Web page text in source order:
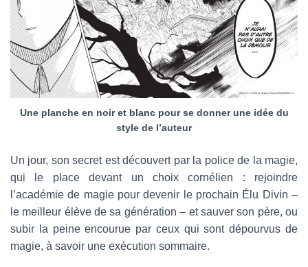
Une planche en noir et blanc pour se donner une idée du
style de l’auteur
Un jour, son secret est découvert par la police de la magie,
qui le place devant un choix cornélien : rejoindre
l’académie de magie pour devenir le prochain Élu Divin –
le meilleur élève de sa génération – et sauver son père, ou
subir la peine encourue par ceux qui sont dépourvus de
magie, à savoir une exécution sommaire.